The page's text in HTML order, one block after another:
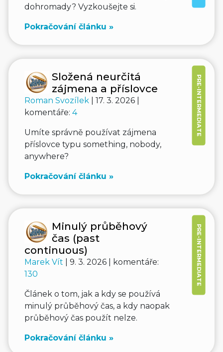
dohromady? Vyzkoušejte si.
Pokračování článku »
PRE-INTERMEDIATE
Složená neurčitá
zájmena a příslovce
Roman Svozílek
| 17. 3. 2026 |
komentáře: 4
Umíte správně používat zájmena
příslovce typu something, nobody,
anywhere?
Pokračování článku »
PRE-INTERMEDIATE
Minulý průběhový
čas (past
continuous)
Marek Vít
| 9. 3. 2026 | komentáře:
130
Článek o tom, jak a kdy se používá
minulý průběhový čas, a kdy naopak
průběhový čas použít nelze.
Pokračování článku »